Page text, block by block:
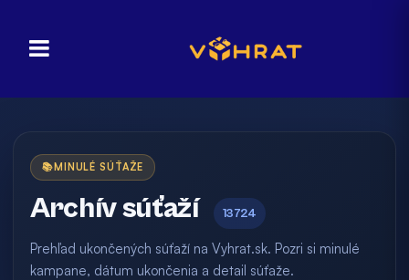
📚 MINULÉ SÚŤAŽE
Archív súťaží 13724
Prehľad ukončených súťaží na Vyhrat.sk. Pozri si minulé
kampane, dátum ukončenia a detail súťaže.